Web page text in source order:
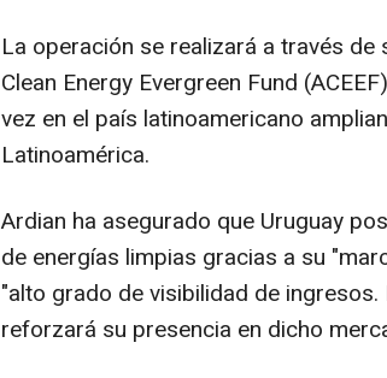
La operación se realizará a través
Clean Energy Evergreen Fund
vez en el país latinoamericano
Latinoamérica.
Ardian ha asegurado que Uruguay
de energías limpias gracias a su
"alto grado de visibilidad de
reforzará su presencia en dicho